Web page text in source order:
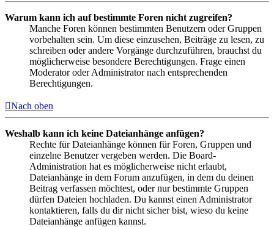
Warum kann ich auf bestimmte Foren nicht zugreifen?
Manche Foren können bestimmten Benutzern oder Gruppen
vorbehalten sein. Um diese einzusehen, Beiträge zu lesen, zu
schreiben oder andere Vorgänge durchzuführen, brauchst du
möglicherweise besondere Berechtigungen. Frage einen
Moderator oder Administrator nach entsprechenden
Berechtigungen.
Nach oben
Weshalb kann ich keine Dateianhänge anfügen?
Rechte für Dateianhänge können für Foren, Gruppen und
einzelne Benutzer vergeben werden. Die Board-
Administration hat es möglicherweise nicht erlaubt,
Dateianhänge in dem Forum anzufügen, in dem du deinen
Beitrag verfassen möchtest, oder nur bestimmte Gruppen
dürfen Dateien hochladen. Du kannst einen Administrator
kontaktieren, falls du dir nicht sicher bist, wieso du keine
Dateianhänge anfügen kannst.